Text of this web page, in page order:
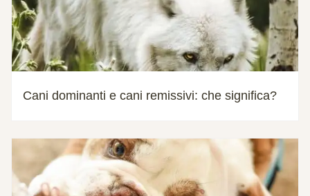
Cani dominanti e cani remissivi: che significa?